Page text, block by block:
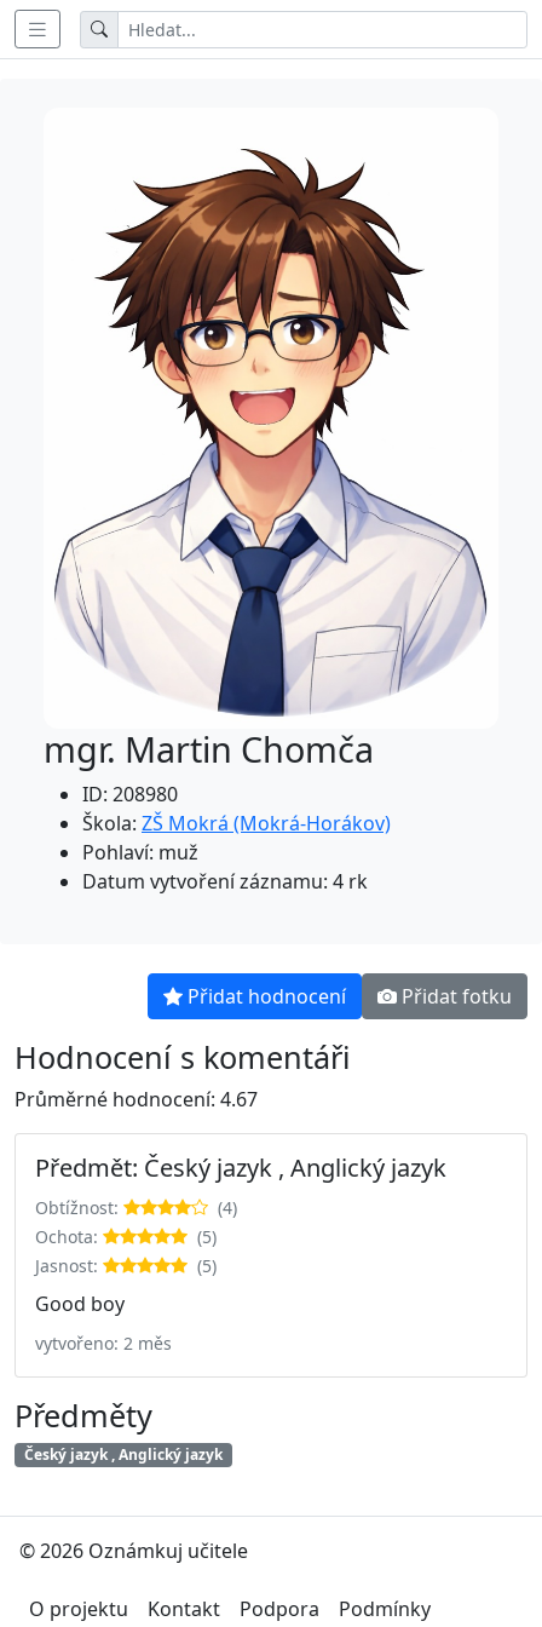
mgr. Martin Chomča
ID: 208980
Škola: ZŠ Mokrá (Mokrá-Horákov)
Pohlaví: muž
Datum vytvoření záznamu: 4 rk
Přidat hodnocení Přidat fotku
Hodnocení s komentáři
Průměrné hodnocení: 4.67
Předmět: Český jazyk , Anglický jazyk
Obtížnost:
(4)
Ochota:
(5)
Jasnost:
(5)
Good boy
vytvořeno: 2 měs
Předměty
Český jazyk , Anglický jazyk
© 2026 Oznámkuj učitele
O projektu Kontakt Podpora Podmínky